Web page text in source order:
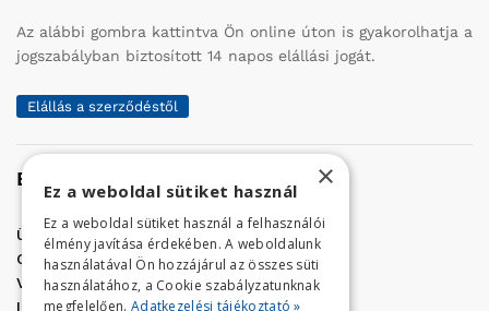
Az alábbi gombra kattintva Ön online úton is gyakorolhatja a
jogszabályban biztosított 14 napos elállási jogát.
Elállás a szerződéstől
Elérhetőség
Üzletünk címe:
Szolnok, Vércse út 17.
Golf Center Áruház:06 (56) 423-324
VÁR-Kert Áruház: 06 (56) 429-771
Iroda:06 (56) 421-857
×
Ez a weboldal sütiket használ
Ez a weboldal sütiket használ a felhasználói
élmény javítása érdekében. A weboldalunk
használatával Ön hozzájárul az összes süti
használatához, a Cookie szabályzatunknak
megfelelően. Adatkezelési tájékoztató »